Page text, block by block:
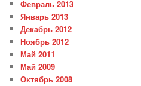
Февраль 2013
Январь 2013
Декабрь 2012
Ноябрь 2012
Май 2011
Май 2009
Октябрь 2008